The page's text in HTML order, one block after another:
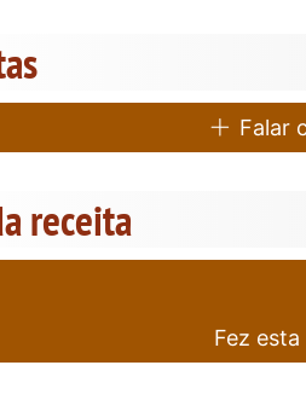
Falar
receita
Fez